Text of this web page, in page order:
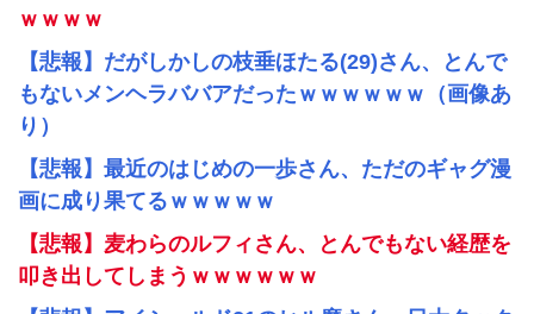
ｗｗｗｗ
【悲報】だがしかしの枝垂ほたる(29)さん、とんで
もないメンヘラババアだったｗｗｗｗｗｗ（画像あ
り）
【悲報】最近のはじめの一歩さん、ただのギャグ漫
画に成り果てるｗｗｗｗｗ
【悲報】麦わらのルフィさん、とんでもない経歴を
叩き出してしまうｗｗｗｗｗｗ